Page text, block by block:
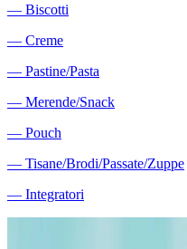
― Biscotti
― Creme
― Pastine/Pasta
― Merende/Snack
― Pouch
― Tisane/Brodi/Passate/Zuppe
― Integratori